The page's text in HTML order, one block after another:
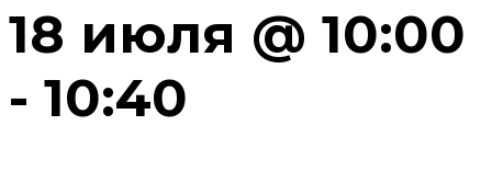
18 июля @ 10:00
- 10:40